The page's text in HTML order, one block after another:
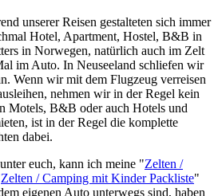
unserer Reisen gestalteten sich immer
Hotel, Apartment, Hostel, B&B in
in Norwegen, natürlich auch im Zelt
im Auto. In Neuseeland schliefen wir
Wenn wir mit dem Flugzeug verreisen
nehmen wir in der Regel kein
Motels, B&B oder auch Hotels und
ist in der Regel die komplette
dabei.
euch, kann ich meine "Zelten /
Zelten / Camping mit Kinder Packliste"
eigenen Auto unterwegs sind, haben